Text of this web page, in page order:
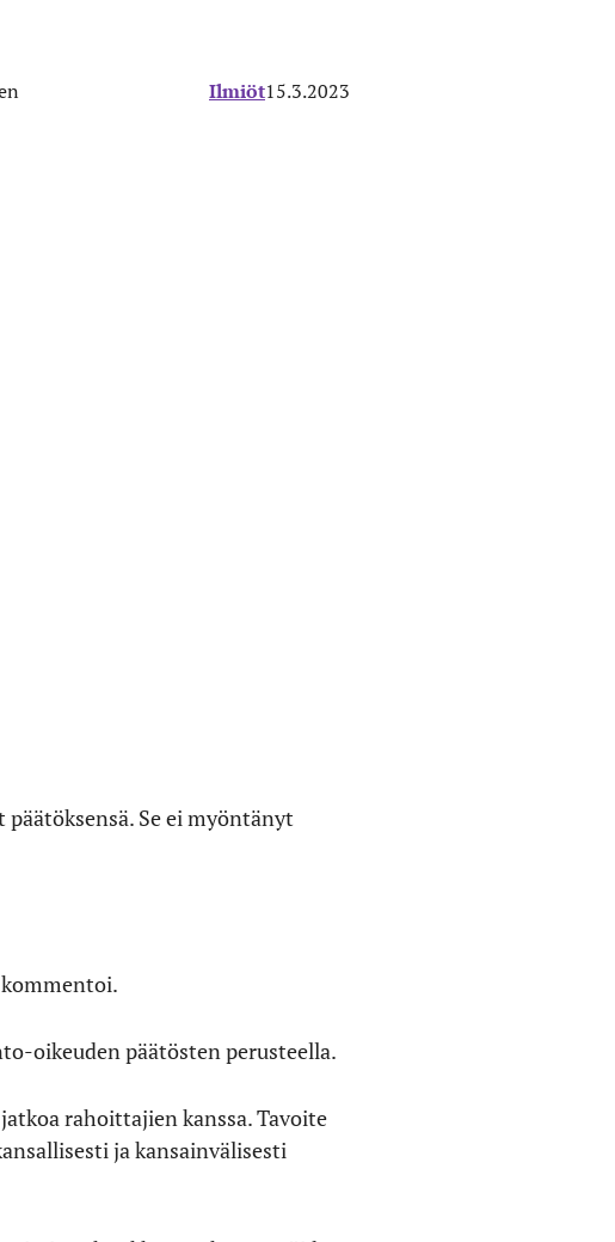
Ilmiöt15.3.2023
Se ei myöntänyt
kommentoi.
oikeuden päätösten perusteella.
rahoittajien kanssa. Tavoite
ja kansainvälisesti